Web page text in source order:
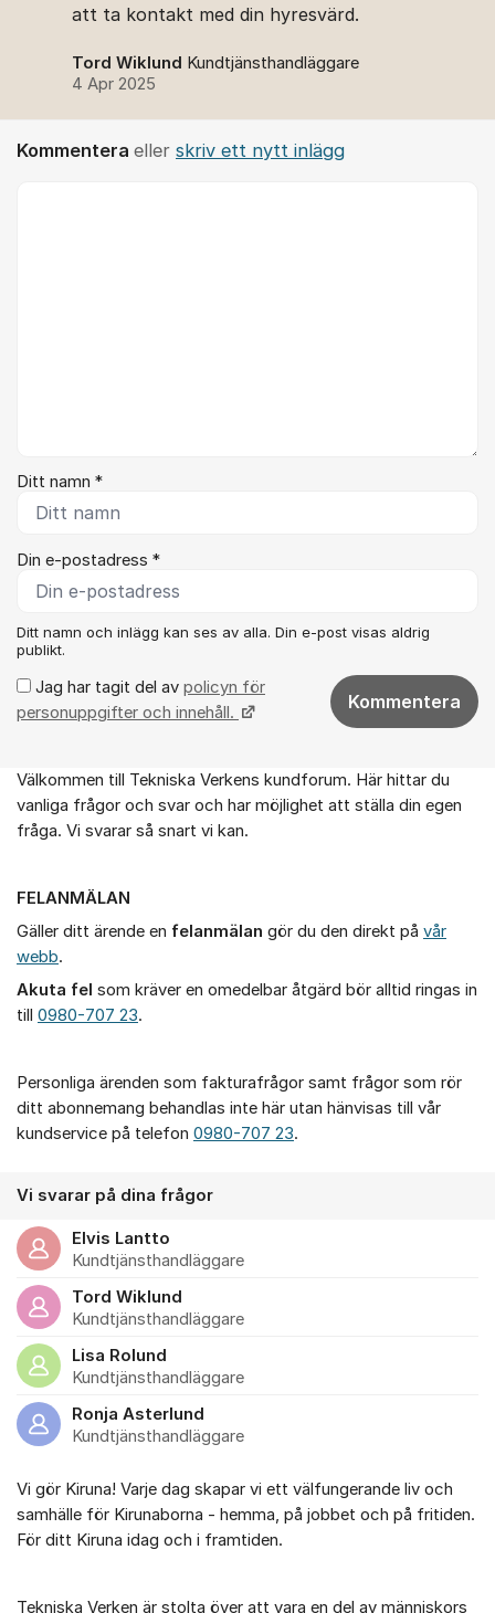
att ta kontakt med din hyresvärd.
Tord Wiklund Kundtjänsthandläggare
4 Apr 2025
Kommentera eller skriv ett nytt inlägg
Ditt namn *
Din e-postadress *
Ditt namn och inlägg kan ses av alla. Din e-post visas aldrig
publikt.
Jag har tagit del av policyn för
personuppgifter och innehåll.
Kommentera
Om forumet
Välkommen till Tekniska Verkens kundforum. Här hittar du
vanliga frågor och svar och har möjlighet att ställa din egen
fråga. Vi svarar så snart vi kan.
FELANMÄLAN
Gäller ditt ärende en felanmälan gör du den direkt på vår
webb.
Akuta fel som kräver en omedelbar åtgärd bör alltid ringas in
till 0980-707 23.
Personliga ärenden som fakturafrågor samt frågor som rör
ditt abonnemang behandlas inte här utan hänvisas till vår
kundservice på telefon 0980-707 23.
Vi svarar på dina frågor
Elvis Lantto
Kundtjänsthandläggare
Tord Wiklund
Kundtjänsthandläggare
Lisa Rolund
Kundtjänsthandläggare
Ronja Asterlund
Kundtjänsthandläggare
Vi gör Kiruna! Varje dag skapar vi ett välfungerande liv och
samhälle för Kirunaborna - hemma, på jobbet och på fritiden.
För ditt Kiruna idag och i framtiden.
Tekniska Verken är stolta över att vara en del av människors